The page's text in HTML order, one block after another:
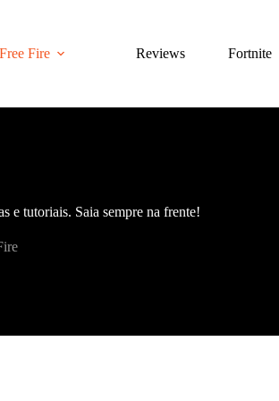
Free Fire Reviews Fortnite
e tutoriais. Saia sempre na frente!